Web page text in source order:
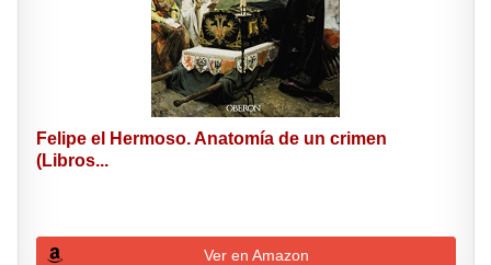
Felipe el Hermoso. Anatomía de un crimen
(Libros...
Ver en Amazon